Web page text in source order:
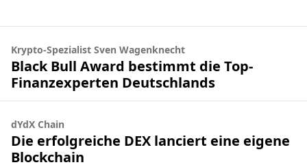
Krypto-Spezialist Sven Wagenknecht
Black Bull Award bestimmt die Top-
Finanzexperten Deutschlands
dYdX Chain
Die erfolgreiche DEX lanciert eine eigene
Blockchain